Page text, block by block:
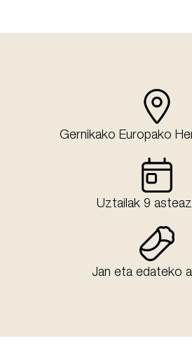
Gernikako Europako
Uztailak 9
Jan eta edateko